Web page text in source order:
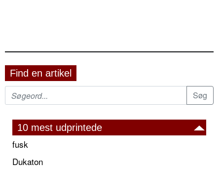
Find en artikel
10 mest udprintede
fusk
Dukaton